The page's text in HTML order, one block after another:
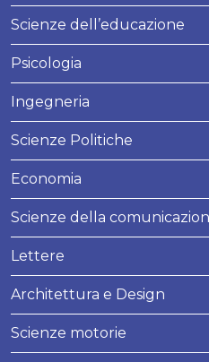
Scienze dell’educazione
Psicologia
Ingegneria
Scienze Politiche
Economia
Scienze della
Lettere
Architettura e Design
Scienze motorie